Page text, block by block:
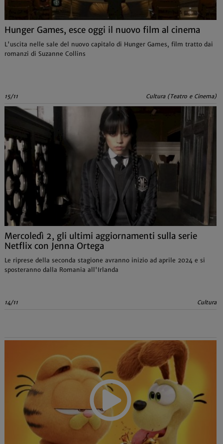
Hunger Games, esce oggi il nuovo film al cinema
L'uscita nelle sale del nuovo capitalo di Hunger Games, film tratto dai
romanzi di Suzanne Collins
15/11 Cultura (Teatro e Cinema)
Mercoledì 2, gli ultimi aggiornamenti sulla serie
Netflix con Jenna Ortega
Le riprese della seconda stagione avranno inizio ad aprile 2024 e si
sposteranno dalla Romania all'Irlanda
14/11 Cultura